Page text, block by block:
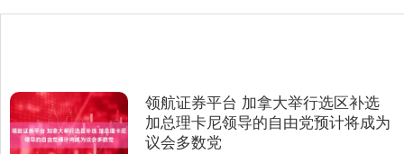
领航证券平台 加拿大举行选区补选
加总理卡尼领导的自由党预计将成为
议会多数党